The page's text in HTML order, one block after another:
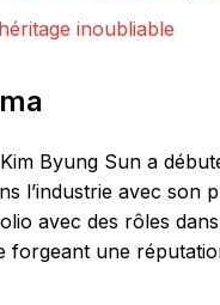
inoubliable
Byung Sun a
l’industrie avec son
avec des rôles
forgeant une